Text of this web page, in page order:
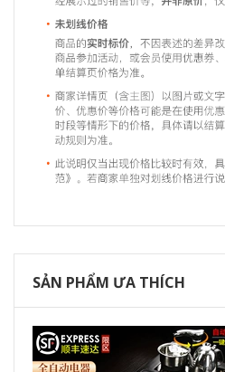
SẢN PHẨM ƯA THÍCH